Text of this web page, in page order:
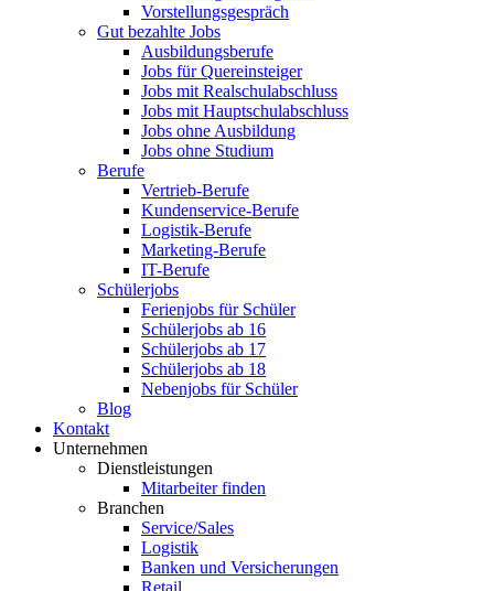
Vorstellungsgespräch
Gut bezahlte Jobs
Ausbildungsberufe
Jobs für Quereinsteiger
Jobs mit Realschulabschluss
Jobs mit Hauptschulabschluss
Jobs ohne Ausbildung
Jobs ohne Studium
Berufe
Vertrieb-Berufe
Kundenservice-Berufe
Logistik-Berufe
Marketing-Berufe
IT-Berufe
Schülerjobs
Ferienjobs für Schüler
Schülerjobs ab 16
Schülerjobs ab 17
Schülerjobs ab 18
Nebenjobs für Schüler
Blog
Kontakt
Unternehmen
Dienstleistungen
Mitarbeiter finden
Branchen
Service/Sales
Logistik
Banken und Versicherungen
Retail